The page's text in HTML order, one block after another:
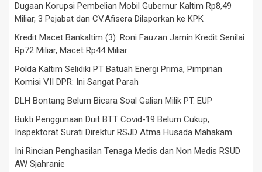
Dugaan Korupsi Pembelian Mobil Gubernur Kaltim Rp8,49
Miliar, 3 Pejabat dan CV.Afisera Dilaporkan ke KPK
Kredit Macet Bankaltim (3): Roni Fauzan Jamin Kredit Senilai
Rp72 Miliar, Macet Rp44 Miliar
Polda Kaltim Selidiki PT Batuah Energi Prima, Pimpinan
Komisi VII DPR: Ini Sangat Parah
DLH Bontang Belum Bicara Soal Galian Milik PT. EUP
Bukti Penggunaan Duit BTT Covid-19 Belum Cukup,
Inspektorat Surati Direktur RSJD Atma Husada Mahakam
Ini Rincian Penghasilan Tenaga Medis dan Non Medis RSUD
AW Sjahranie